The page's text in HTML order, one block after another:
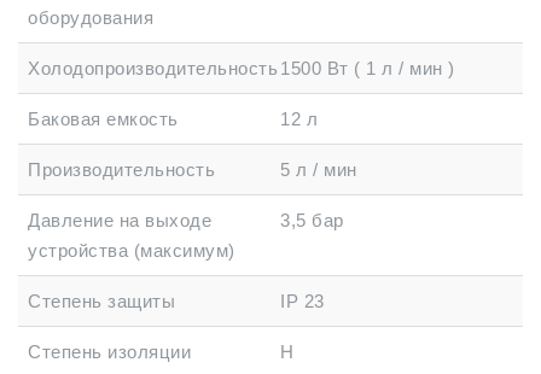
оборудования
Холодопроизводительность 1500 Вт ( 1 л / мин )
Баковая емкость 12 л
Производительность 5 л / мин
Давление на выходе
устройства (максимум)
3,5 бар
Степень защиты IP 23
Степень изоляции Н